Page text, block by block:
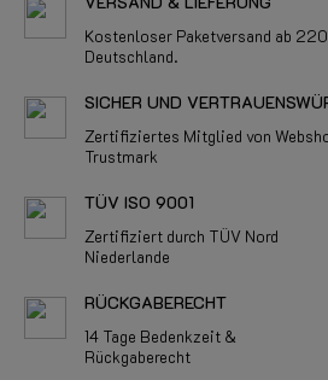
Kostenloser Paketversand ab
Deutschland.
SICHER UND
Zertifiziertes Mitglied von
Trustmark
TÜV ISO 9001
Zertifiziert durch TÜV Nord
Niederlande
RÜCKGABERECHT
14 Tage Bedenkzeit &
Rückgaberecht